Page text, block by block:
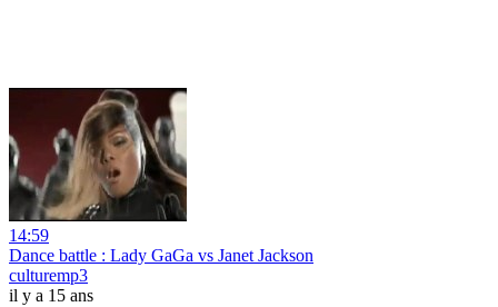
14:59
Dance battle : Lady GaGa vs Janet Jackson
culturemp3
il y a 15 ans